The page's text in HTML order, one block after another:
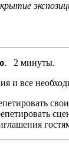
. 2 минуты.
и все